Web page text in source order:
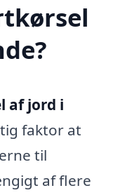
af jord i
faktor at
til
af flere